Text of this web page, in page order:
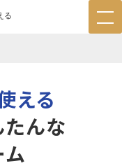
る
える
んな